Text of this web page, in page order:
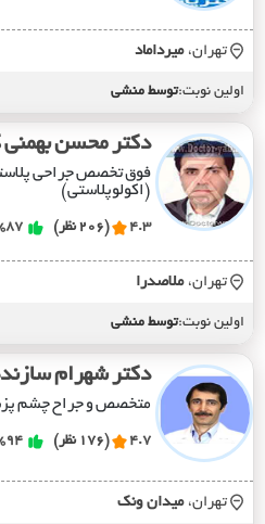
تهران، ميرداماد
اولین نوبت:توسط منشی
دکتر محسن
فوق تخصص جراحی
(اکولوپلاستی)
4.3 (206 نظر)
تهران، ملاصدرا
اولین نوبت:توسط منشی
دکتر شهرام
متخصص و جراح چشم
4.7 (176 نظر)
تهران، ميدان ونک